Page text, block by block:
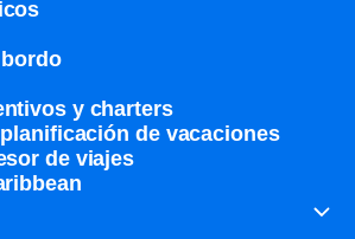
y charters​
de vacaciones
de viajes